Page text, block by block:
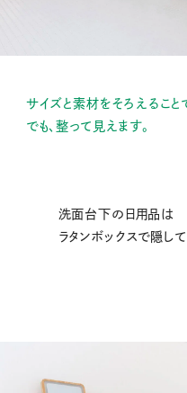
サイズと素材をそろえること
でも、整って見えます。
洗面台下の日用品は
ラタンボックスで隠して